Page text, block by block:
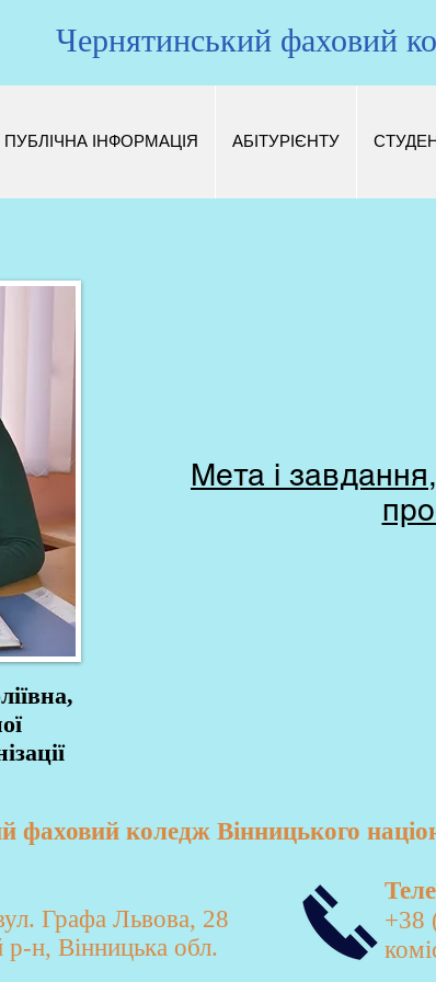
Чернятинський фаховий
ПУБЛІЧНА ІНФОРМАЦІЯ АБІТУРІЄНТУ
Мета і
коледж Вінницького
Графа Львова, 28
н, Вінницька обл.
+38